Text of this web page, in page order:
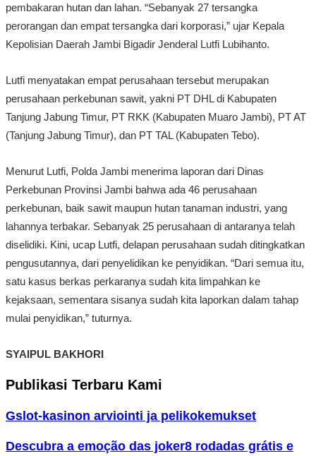
pembakaran hutan dan lahan. “Sebanyak 27 tersangka
perorangan dan empat tersangka dari korporasi,” ujar Kepala
Kepolisian Daerah Jambi Bigadir Jenderal Lutfi Lubihanto.
Lutfi menyatakan empat perusahaan tersebut merupakan
perusahaan perkebunan sawit, yakni PT DHL di Kabupaten
Tanjung Jabung Timur, PT RKK (Kabupaten Muaro Jambi), PT AT
(Tanjung Jabung Timur), dan PT TAL (Kabupaten Tebo).
Menurut Lutfi, Polda Jambi menerima laporan dari Dinas
Perkebunan Provinsi Jambi bahwa ada 46 perusahaan
perkebunan, baik sawit maupun hutan tanaman industri, yang
lahannya terbakar. Sebanyak 25 perusahaan di antaranya telah
diselidiki. Kini, ucap Lutfi, delapan perusahaan sudah ditingkatkan
pengusutannya, dari penyelidikan ke penyidikan. “Dari semua itu,
satu kasus berkas perkaranya sudah kita limpahkan ke
kejaksaan, sementara sisanya sudah kita laporkan dalam tahap
mulai penyidikan,” tuturnya.
SYAIPUL BAKHORI
Publikasi Terbaru Kami
Gslot-kasinon arviointi ja pelikokemukset
Descubra a emoção das joker8 rodadas grátis e